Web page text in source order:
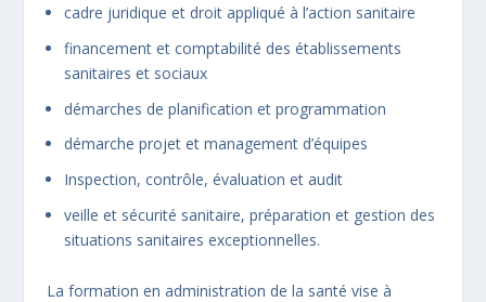
cadre juridique et droit appliqué à l’action sanitaire
financement et comptabilité des établissements
sanitaires et sociaux
démarches de planification et programmation
démarche projet et management d’équipes
Inspection, contrôle, évaluation et audit
veille et sécurité sanitaire, préparation et gestion des
situations sanitaires exceptionnelles.
La formation en administration de la santé vise à